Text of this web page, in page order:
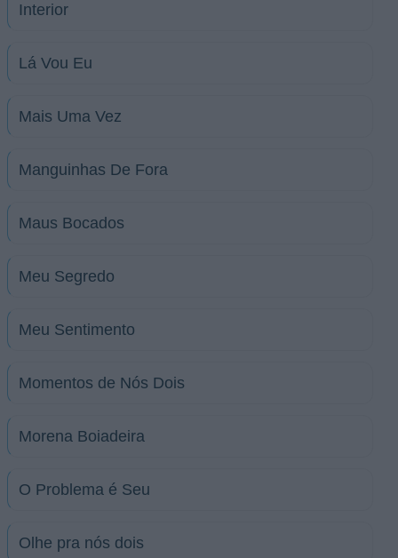
Interior
Lá Vou Eu
Mais Uma Vez
Manguinhas De Fora
Maus Bocados
Meu Segredo
Meu Sentimento
Momentos de Nós Dois
Morena Boiadeira
O Problema é Seu
Olhe pra nós dois